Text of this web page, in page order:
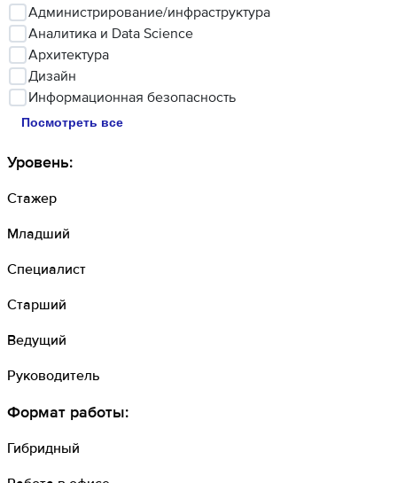
Администрирование/инфраструктура
Аналитика и Data Science
Архитектура
Дизайн
Информационная безопасность
Посмотреть все
Уровень:
Стажер
Младший
Специалист
Старший
Ведущий
Руководитель
Формат работы:
Гибридный